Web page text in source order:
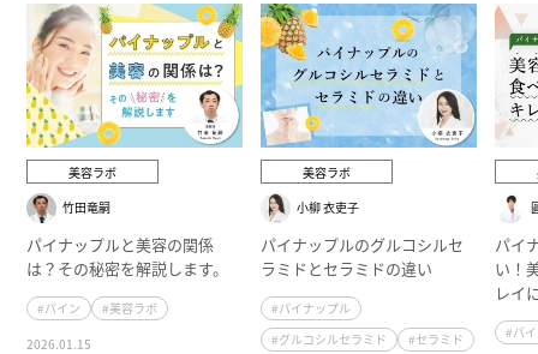
美容ラボ
竹田竜嗣
パイナップルと美容の関係
は？その秘密を解説します。
#パイン
#美容ラボ
2026.01.15
美容ラボ
小柳 衣吏子
パイナップルのグルコシルセ
ラミドとセラミドの違い
#パイナップル
#グルコシルセラミド
#セラミド
パイ
い！
レイ
#パ